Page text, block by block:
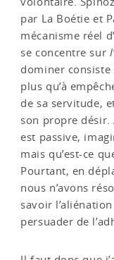
par La Boétie et
mécanisme réel
se concentre sur
dominer consiste
plus qu’à
de sa servitude,
son propre désir.
est passive,
mais qu’est-ce
Pourtant, en
nous n’avons
savoir
persuader de